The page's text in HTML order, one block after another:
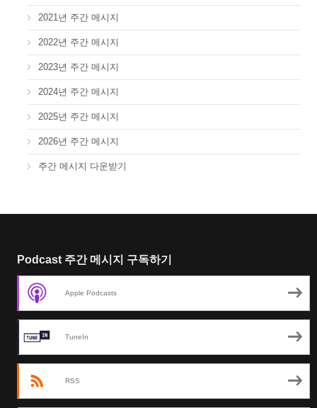
2021년 주간 메시지
2022년 주간 메시지
2023년 주간 메시지
2024년 주간 메시지
2025년 주간 메시지
2026년 주간 메시지
주간 메시지 다운받기
Podcast 주간 메시지 구독하기
Apple Podcasts
TuneIn
RSS